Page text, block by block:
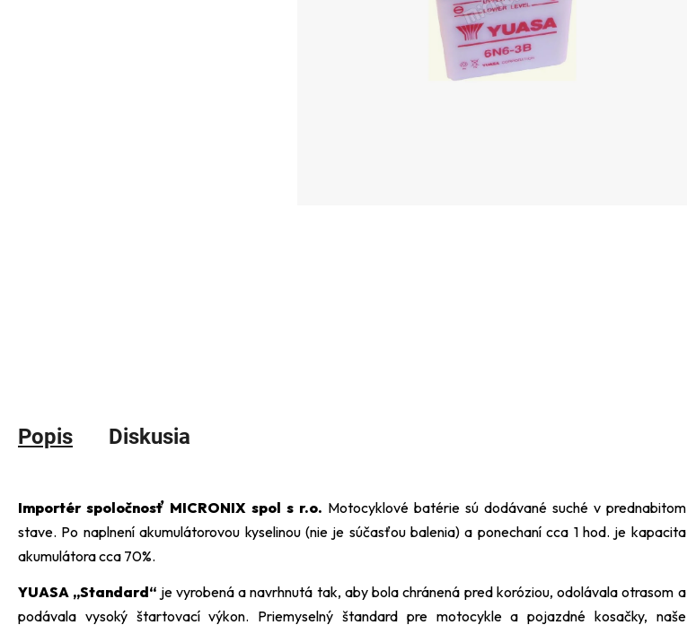
Popis Diskusia
Importér spoločnosť MICRONIX spol s r.o. Motocyklové batérie sú dodávané suché v prednabitom
stave. Po naplnení akumulátorovou kyselinou (nie je súčasťou balenia) a ponechaní cca 1 hod. je kapacita
akumulátora cca 70%.
YUASA „Standard“ je vyrobená a navrhnutá tak, aby bola chránená pred koróziou, odolávala otrasom a
podávala vysoký štartovací výkon. Priemyselný štandard pre motocykle a pojazdné kosačky, naše